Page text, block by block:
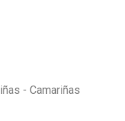
- Camariñas